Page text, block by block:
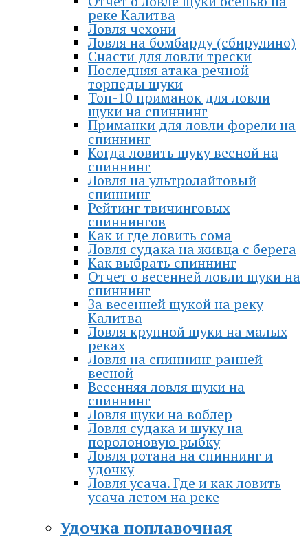
реке Калитва
Ловля чехони
Ловля на бомбарду (сбирулино)
Снасти для ловли трески
Последняя атака речной
торпеды щуки
Топ-10 приманок для ловли
щуки на спиннинг
Приманки для ловли форели на
спиннинг
Когда ловить щуку весной на
спиннинг
Ловля на ультролайтовый
спиннинг
Рейтинг твичинговых
спиннингов
Как и где ловить сома
Ловля судака на живца с берега
Как выбрать спиннинг
Отчет о весенней ловли щуки на
спиннинг
За весенней щукой на реку
Калитва
Ловля крупной щуки на малых
реках
Ловля на спиннинг ранней
весной
Весенняя ловля щуки на
спиннинг
Ловля щуки на воблер
Ловля судака и щуку на
поролоновую рыбку
Ловля ротана на спиннинг и
удочку
Ловля усача. Где и как ловить
усача летом на реке
Удочка поплавочная